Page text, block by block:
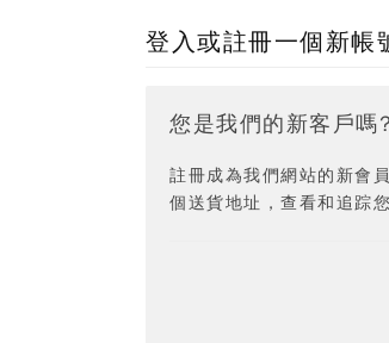
登入或註冊一個新帳
您是我們的新客戶嗎
註冊成為我們網站的新會
個送貨地址，查看和追踪